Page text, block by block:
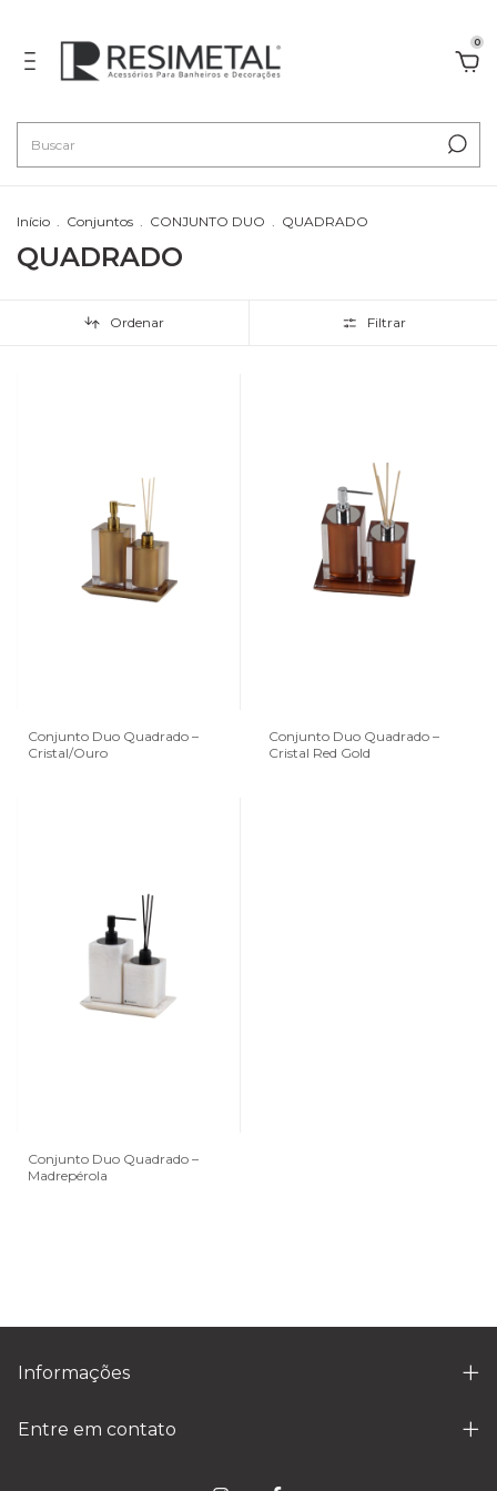
0
Início . Conjuntos . CONJUNTO DUO . QUADRADO
QUADRADO
Ordenar Filtrar
Conjunto Duo Quadrado –
Cristal/Ouro
Conjunto Duo Quadrado –
Cristal Red Gold
Conjunto Duo Quadrado –
Madrepérola
Informações
Entre em contato